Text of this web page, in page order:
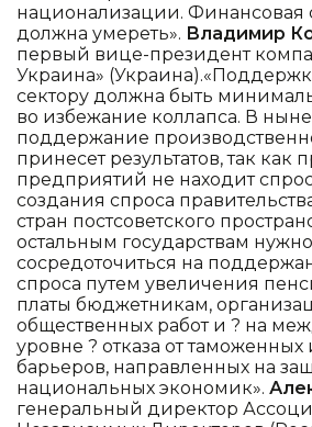
национализации. Финансовая
должна умереть». Владимир
первый вице-президент
Украина»
сектору должна быть
во избежание коллапса. В
поддержание
принесет результатов, так как
предприятий не находит
создания спроса
стран постсоветского
остальным государствам нужно
сосредоточиться на
спроса путем увеличения
платы бюджетникам,
общественных работ и ? на
уровне ? отказа от
барьеров, направленных на
национальных экономик».
генеральный директор